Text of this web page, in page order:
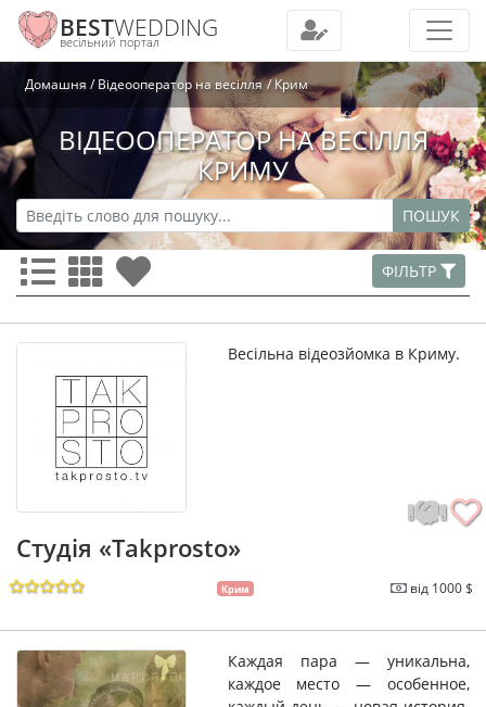
BESTWEDDING
весільний портал
Домашня Відеооператор на весілля Крим
ВІДЕООПЕРАТОР НА ВЕСІЛЛЯ
КРИМУ
ПОШУК
ФІЛЬТР
Весільна відеозйомка в Криму.
Студія «Takprosto»
Крим від 1000 $
Каждая пара — уникальна,
каждое место — особенное,